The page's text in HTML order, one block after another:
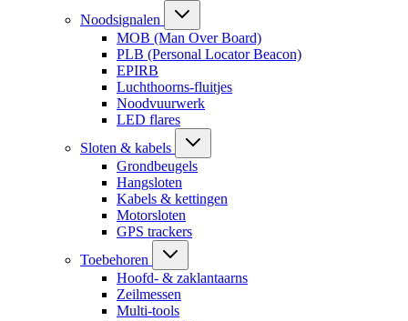
Noodsignalen
MOB (Man Over Board)
PLB (Personal Locator Beacon)
EPIRB
Luchthoorns-fluitjes
Noodvuurwerk
LED flares
Sloten & kabels
Grondbeugels
Hangsloten
Kabels & kettingen
Motorsloten
GPS trackers
Toebehoren
Hoofd- & zaklantaarns
Zeilmessen
Multi-tools